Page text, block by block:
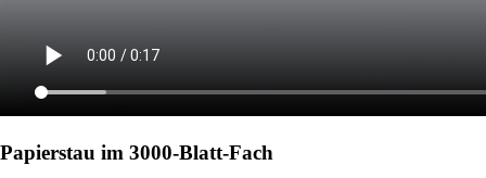
Papierstau im 3000-Blatt-Fach